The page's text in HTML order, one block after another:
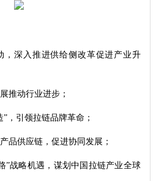
，深入推进供给侧改革促进产业升
推动行业进步；
，引领拉链品牌革命；
品供应链，促进协同发展；
”战略机遇，谋划中国拉链产业全球